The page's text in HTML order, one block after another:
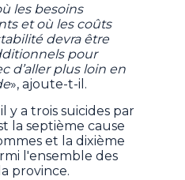
les besoins
et où les coûts
devra être
pour
d’aller plus loin en
», ajoute-t-il.
y a trois suicides par
la septième cause
et la dixième
l'ensemble des
province.